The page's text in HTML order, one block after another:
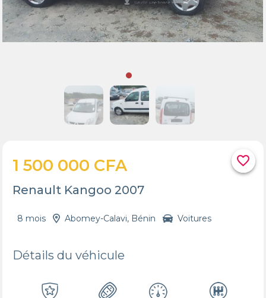
favorite_border
1 500 000 CFA
Renault Kangoo 2007
8 mois Abomey-Calavi, Bénin Voitures
Détails du véhicule